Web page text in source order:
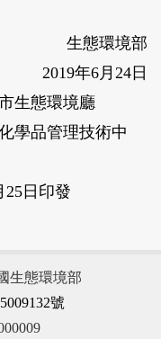
生態環境部
2019年6月24日
生態環境廳
學品管理技術中
日印發
生態環境部
號